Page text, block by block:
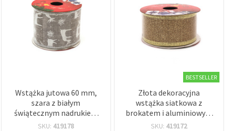
Wstążka jutowa 60 mm,
szara z białym
świątecznym nadrukiem
~2,7 m
SKU: 419178
BESTSELLER
Złota dekoracyjna
wstążka siatkowa z
brokatem i aluminiowym
brzegiem – rolka 40 mm x
SKU: 419172